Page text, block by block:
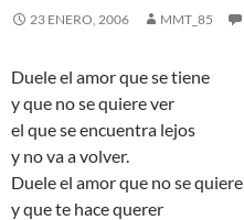
23 ENERO, 2006 MMT_85
Duele el amor que se tiene
y que no se quiere ver
el que se encuentra lejos
y no va a volver.
Duele el amor que no se quiere
y que te hace querer